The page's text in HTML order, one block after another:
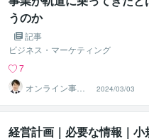
うのか
記事
ビジネス・マーケティング
7
オンライン事務
代行ジムスキ_和
田博
2024/03/03
経営計画｜必要な情報｜